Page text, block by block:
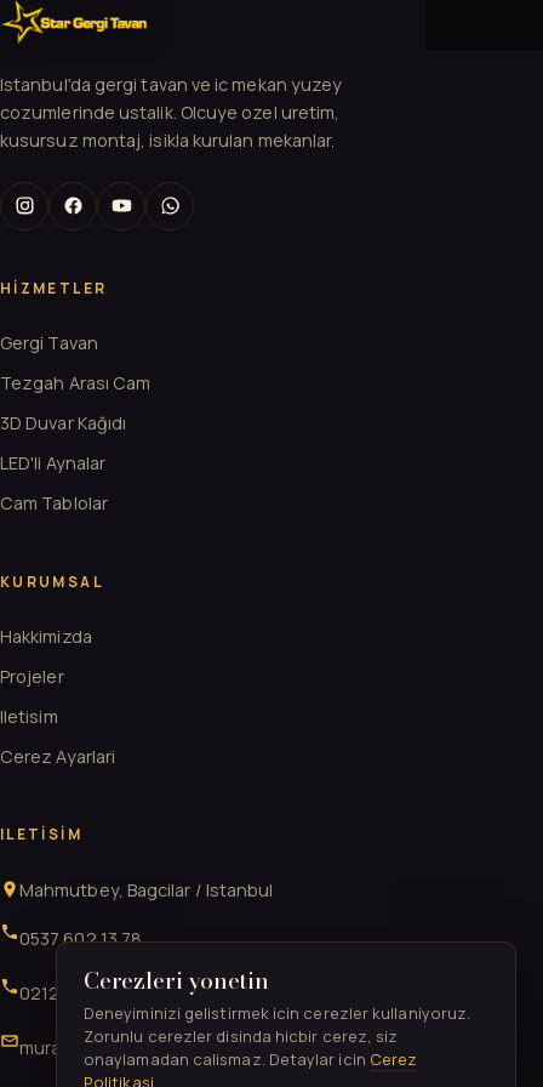
Istanbul'da gergi tavan ve ic mekan yuzey
cozumlerinde ustalik. Olcuye ozel uretim,
kusursuz montaj, isikla kurulan mekanlar.
HIZMETLER
Gergi Tavan
Tezgah Arası Cam
3D Duvar Kağıdı
LED'li Aynalar
Cam Tablolar
KURUMSAL
Hakkimizda
Projeler
Iletisim
Cerez Ayarlari
ILETISIM
Mahmutbey, Bagcilar / Istanbul
0537 602 13 78
0212 706 52 41
muratgurkan52@gmail.com
Cerezleri yonetin
Deneyiminizi gelistirmek icin cerezler kullaniyoruz.
Zorunlu cerezler disinda hicbir cerez, siz
onaylamadan calismaz. Detaylar icin Cerez
Politikasi